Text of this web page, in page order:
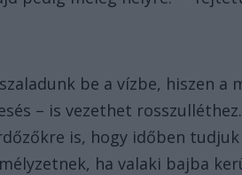
be a vízbe, hiszen a
– is vezethet
is, hogy időben tudjuk
ha valaki bajba